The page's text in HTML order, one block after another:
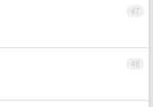
47
48